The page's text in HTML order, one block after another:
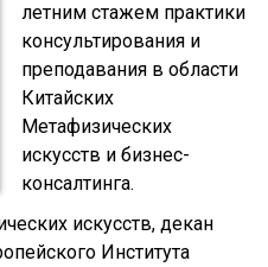
летним стажем практики
консультирования и
преподавания в области
Китайских
Метафизических
искусств и бизнес-
консалтинга.
искусств, декан
Института